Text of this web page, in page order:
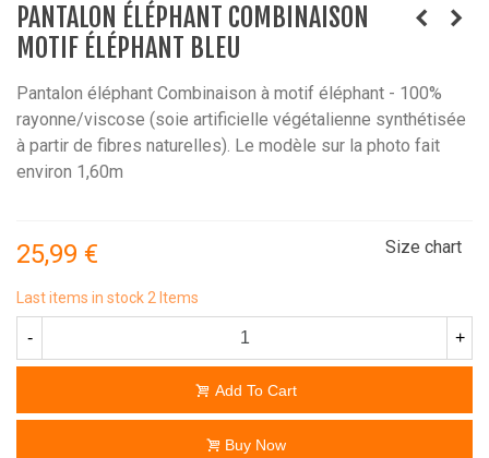
PANTALON ÉLÉPHANT COMBINAISON
MOTIF ÉLÉPHANT BLEU
Pantalon éléphant Combinaison à motif éléphant - 100%
rayonne/viscose (soie artificielle végétalienne synthétisée
à partir de fibres naturelles). Le modèle sur la photo fait
environ 1,60m
25,99 € Size chart
Last items in stock 2 Items
- +
Add To Cart
Buy Now